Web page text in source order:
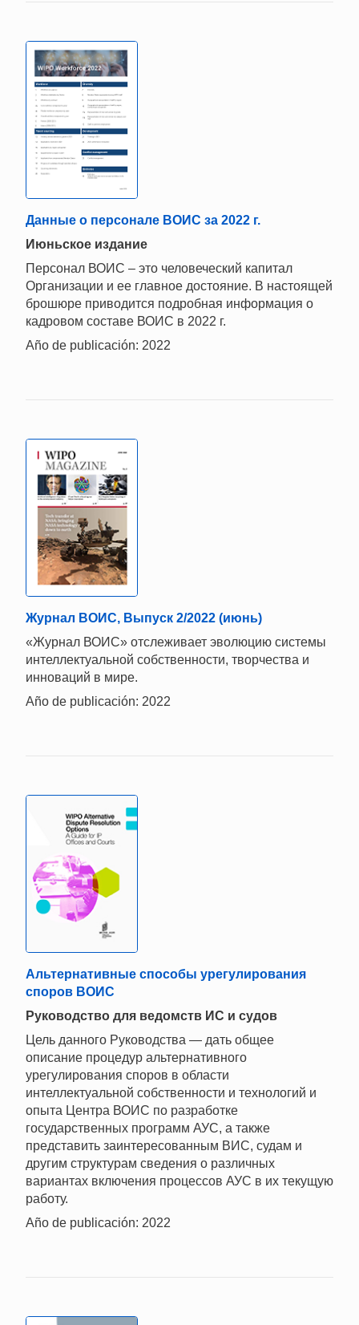
Данные о персонале ВОИС за 2022 г.
Июньское издание
Персонал ВОИС – это человеческий капитал
Организации и ее главное достояние. В настоящей
брошюре приводится подробная информация о
кадровом составе ВОИС в 2022 г.
Año de publicación: 2022
Журнал ВОИС, Выпуск 2/2022 (июнь)
«Журнал ВОИС» отслеживает эволюцию системы
интеллектуальной собственности, творчества и
инноваций в мире.
Año de publicación: 2022
Альтернативные способы урегулирования
споров ВОИС
Руководство для ведомств ИС и судов
Цель данного Руководства — дать общее
описание процедур альтернативного
урегулирования споров в области
интеллектуальной собственности и технологий и
опыта Центра ВОИС по разработке
государственных программ АУС, а также
представить заинтересованным ВИС, судам и
другим структурам сведения о различных
вариантах включения процессов АУС в их текущую
работу.
Año de publicación: 2022